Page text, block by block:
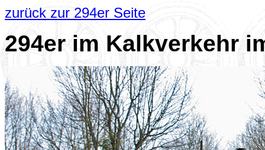
zurück zur 294er Seite
294er im Kalkverkehr